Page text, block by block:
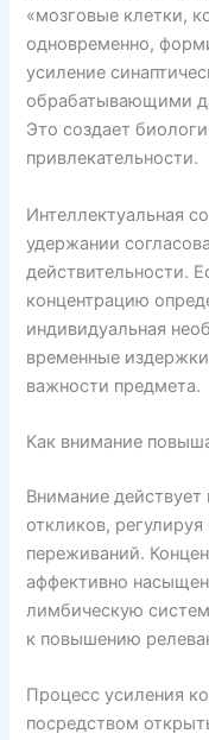
«мозговые клетки,
одновременно,
усиление
обрабатывающими
Это создает
привлекательности.
Интеллектуальная
удержании
действительности.
концентрацию
индивидуальная
временные
важности предмета.
Как внимание
Внимание
откликов,
переживаний.
аффективно
лимбическую
к повышению
Процесс усиления
посредством